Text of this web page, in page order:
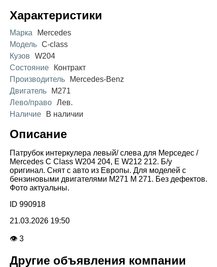
Характеристики
Марка
Mercedes
Модель C-class
Кузов
W204
Состояние
Контракт
Производитель
Mercedes-Benz
Двигатель
M271
Лево/право Лев.
Наличие
В наличии
Описание
Патрубок интеркулера левый/ слева для Мерседес /
Mercedes C Class W204 204, E W212 212. Б/у
оригинал. Снят с авто из Европы. Для моделей с
бензиновыми двигателями M271 M 271. Без дефектов.
Фото актуальны.
ID 990918
21.03.2026 19:50
👁 3
Другие объявления компании